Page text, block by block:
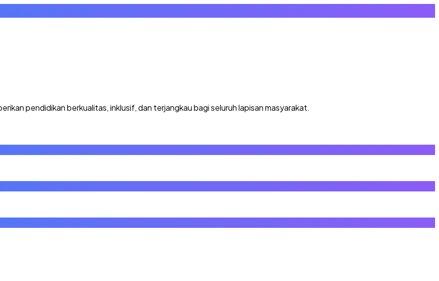
pendidikan berkualitas, inklusif, dan terjangkau bagi seluruh lapisan masyarakat.